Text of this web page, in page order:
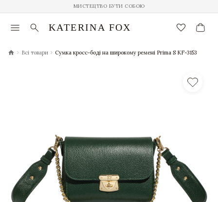
МИСТЕЦТВО БУТИ СОБОЮ
menu search KATERINA FOX favorite_border
chevron_right Всі товари chevron_right Сумка кросс-боді на широкому ремені Prima S KF-3153